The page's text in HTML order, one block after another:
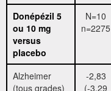
Donépézil 5
ou 10 mg
versus
placebo
N=10
n=2275
Alzheimer
(tous grades)
-2,83
(-3,29